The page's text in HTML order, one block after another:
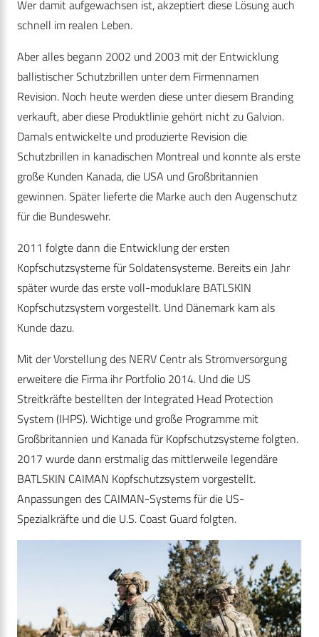
Wer damit aufgewachsen ist, akzeptiert diese Lösung auch
schnell im realen Leben.
Aber alles begann 2002 und 2003 mit der Entwicklung
ballistischer Schutzbrillen unter dem Firmennamen
Revision. Noch heute werden diese unter diesem Branding
verkauft, aber diese Produktlinie gehört nicht zu Galvion.
Damals entwickelte und produzierte Revision die
Schutzbrillen in kanadischen Montreal und konnte als erste
große Kunden Kanada, die USA und Großbritannien
gewinnen. Später lieferte die Marke auch den Augenschutz
für die Bundeswehr.
2011 folgte dann die Entwicklung der ersten
Kopfschutzsysteme für Soldatensysteme. Bereits ein Jahr
später wurde das erste voll-moduklare BATLSKIN
Kopfschutzsystem vorgestellt. Und Dänemark kam als
Kunde dazu.
Mit der Vorstellung des NERV Centr als Stromversorgung
erweitere die Firma ihr Portfolio 2014. Und die US
Streitkräfte bestellten der Integrated Head Protection
System (IHPS). Wichtige und große Programme mit
Großbritannien und Kanada für Kopfschutzsysteme folgten.
2017 wurde dann erstmalig das mittlerweile legendäre
BATLSKIN CAIMAN Kopfschutzsystem vorgestellt.
Anpassungen des CAIMAN-Systems für die US-
Spezialkräfte und die U.S. Coast Guard folgten.